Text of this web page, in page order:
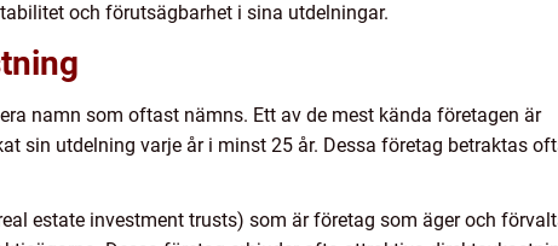
och förutsägbarhet i sina utdelningar.
namn som oftast nämns. Ett av de mest kända företagen är
sin utdelning varje år i minst 25 år. Dessa företag betraktas
estate investment trusts) som är företag som äger och